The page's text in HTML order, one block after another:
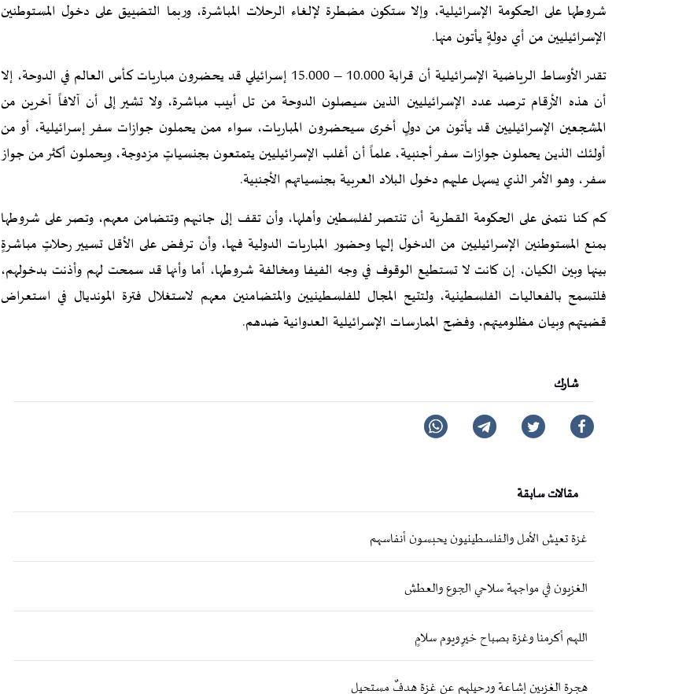
شروطها على الحكومة الإسرائيلية، وإلا ستكون مضطرة لإلغاء الرحلات المباشرة، وربما التضييق على دخول المستوطنين
الإسرائيليين من أي دولةٍ يأتون منها.
تقدر الأوساط الرياضية الإسرائيلية أن قرابة 10.000 – 15.000 إسرائيلي قد يحضرون مباريات كأس العالم في الدوحة، إلا
أن هذه الأرقام ترصد عدد الإسرائيليين الذين سيصلون الدوحة من تل أبيب مباشرة، ولا تشير إلى أن آلافاً آخرين من
المشجعين الإسرائيليين قد يأتون من دولٍ أخرى سيحضرون المباريات، سواء ممن يحملون جوازات سفر إسرائيلية، أو من
أولئك الذين يحملون جوازات سفر أجنبية، علماً أن أغلب الإسرائيليين يتمتعون بجنسياتٍ مزدوجة، ويحملون أكثر من جواز
سفر، وهو الأمر الذي يسهل عليهم دخول البلاد العربية بجنسياتهم الأجنبية.
كم كنا نتمنى على الحكومة القطرية أن تنتصر لفلسطين وأهلها، وأن تقف إلى جانبهم وتتضامن معهم، وتصر على شروطها
بمنع المستوطنين الإسرائيليين من الدخول إليها وحضور المباريات الدولية فيها، وأن ترفض على الأقل تسيير رحلاتٍ مباشرةٍ
بينها وبين الكيان، إن كانت لا تستطيع الوقوف في وجه الفيفا ومخالفة شروطها، أما وأنها قد سمحت لهم وأذنت بدخولهم،
فلتسمح بالفعاليات الفلسطينية، ولتتيح المجال للفلسطينيين والمتضامنين معهم لاستغلال فترة المونديال في استعراض
قضيتهم وبيان مظلوميتهم، وفضح الممارسات الإسرائيلية العدوانية ضدهم.
شارك
مقالات سابقة
غزة تعيش الأمل والفلسطينيون يحبسون أنفاسهم
الغزيون في مواجهة سلاحي الجوع والعطش
اللهم أكرمنا وغزة بصباح خيرٍ ويوم سلامٍ
هجرة الغزيين إشاعة ورحيلهم عن غزة هدفٌ مستحيل